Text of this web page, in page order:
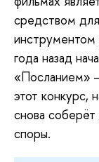
средством для
года назад
«Посланием»
этот конкурс,
снова
споры.